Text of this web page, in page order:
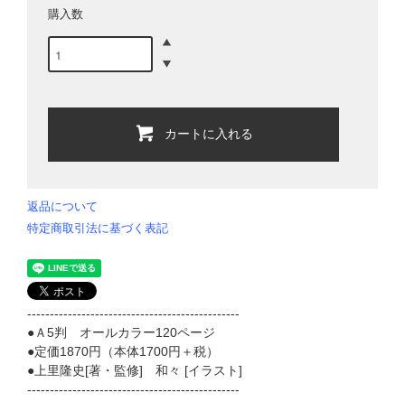
購入数
カートに入れる
返品について
特定商取引法に基づく表記
-----------------------------------------------
●Ａ5判 オールカラー120ページ
●定価1870円（本体1700円＋税）
●上里隆史[著・監修] 和々 [イラスト]
-----------------------------------------------